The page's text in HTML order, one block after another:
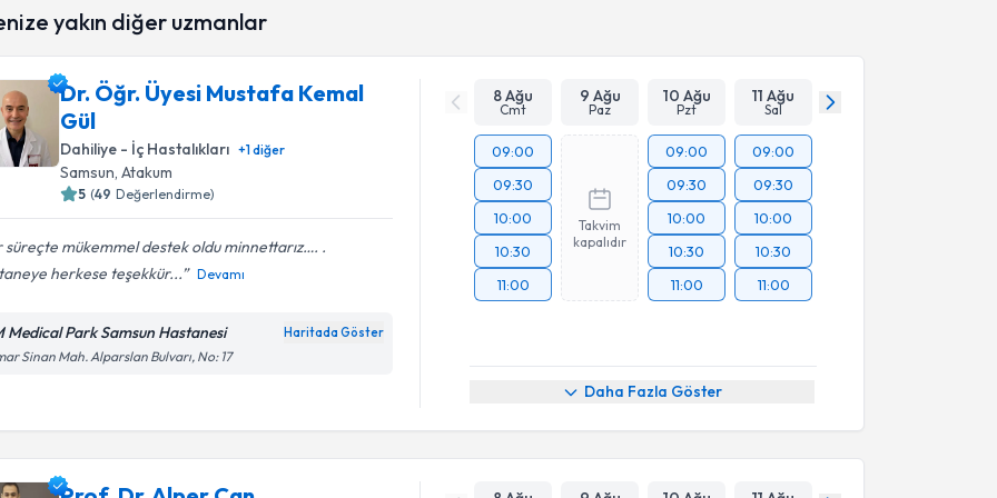
yakın diğer uzmanlar
Dr. Öğr. Üyesi Mustafa Kemal
Gül
Dahiliye - İç Hastalıkları +1diğer
Samsun, Atakum
5 (49 Değerlendirme)
süreçte mükemmel destek oldu minnettarız…. .
herkese teşekkür...
Devamı
Medical Park Samsun Hastanesi Haritada Göster
Sinan Mah. Alparslan Bulvarı, No: 17
8 Ağu
Cmt
9 Ağu
Paz
10 Ağu
Pzt
11 Ağu
Sal
09:00
09:30
10:00
10:30
11:00
Takvim
kapalıdır
09:00
09:30
10:00
10:30
11:00
09:00
09:30
10:00
10:30
11:00
Daha Fazla Göster